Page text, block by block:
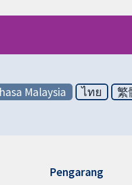
Malaysia ไทย 繁
Pengarang